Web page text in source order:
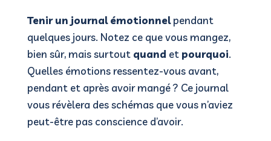
Tenir un journal émotionnelpendant
quelques jours. Notez ce que vous mangez,
bien sûr, mais surtout quand et pourquoi.
Quelles émotions ressentez-vous avant,
pendant et après avoir mangé ? Ce journal
vous révèlera des schémas que vous n’aviez
peut-être pas conscience d’avoir.